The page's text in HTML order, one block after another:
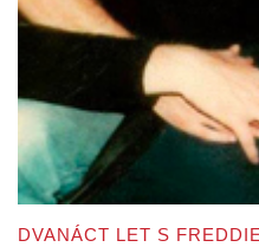
DVANÁCT LET S